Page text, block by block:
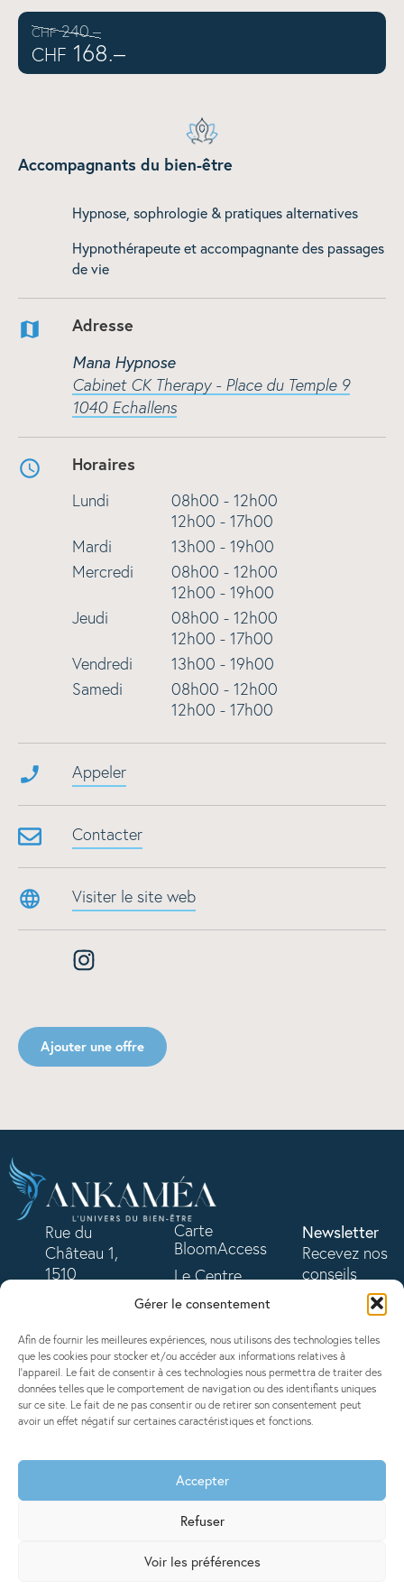
Gérer le consentement
Afin de fournir les meilleures expériences, nous utilisons des technologies telles
que les cookies pour stocker et/ou accéder aux informations relatives à
l'appareil. Le fait de consentir à ces technologies nous permettra de traiter des
données telles que le comportement de navigation ou des identifiants uniques
sur ce site. Le fait de ne pas consentir ou de retirer son consentement peut
avoir un effet négatif sur certaines caractéristiques et fonctions.
Accepter
Refuser
Voir les préférences
CHF240.–
CHF 168.–
Accompagnants du bien-être
Hypnose, sophrologie & pratiques alternatives
Hypnothérapeute et accompagnante des passages
de vie
Adresse
Mana Hypnose
Cabinet CK Therapy - Place du Temple 9
1040 Echallens
Horaires
Lundi
08h00 - 12h00
12h00 - 17h00
Mardi
13h00 - 19h00
Mercredi
08h00 - 12h00
12h00 - 19h00
Jeudi
08h00 - 12h00
12h00 - 17h00
Vendredi
13h00 - 19h00
Samedi
08h00 - 12h00
12h00 - 17h00
Appeler
Contacter
Visiter le site web
Ajouter une offre
Rue du
Château 1,
1510
21 41
contact@ankamea.ch
Carte
BloomAccess
Le Centre
Devenir
Partenaires
Offres en
cours
Contact
Newsletter
Recevez nos
conseils
chaque mois.
S'inscrire
vente•Politique des cookies